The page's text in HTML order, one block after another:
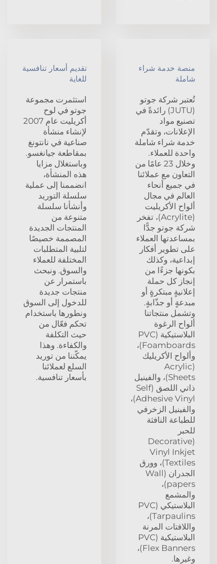
منصة خدمة شراء
شاملة
تُعتبر شركة جوتو
(JUTU) رائدةً في
تصنيع مواد
الإعلانات، وتقدّم
خدمة شراء شاملة
واحدة للعملاء.
وخلال 23 عامًا من
التعاون مع عملائنا
في جميع أنحاء
العالم في مجال
ألواح الأكريليت
(Acrylite)، تفخر
شركة جوتو جدًّا
بمساعدتها العملاء
على تطوير أفكار
إبداعية، وكذلك
بكونها جزءًا من
إنجاز كل حملة
إعلانيةٍ مبتكرةٍ أو
مبدعةٍ أو جذّابةٍ.
وتشمل منتجاتنا
ألواح الرغوة
البلاستيكية (PVC
Foamboards)،
وألواح الأكريليك
(Acrylic
Sheets)، والفينيل
ذاتي اللصق (Self
Adhesive Vinyl)،
والفينيل الزخرفي
للطباعة النافثة
للحبر
(Decorative
Vinyl Inkjet
Textiles)، وورق
الجدران (Wall
papers)،
والمشمع
البلاستيكي (PVC
Tarpaulins)،
واللافتات المرنة
البلاستيكية (PVC
Flex Banners)،
وغيرها.
تقديم أسعار تنافسية
للغاية
استثمرت مجموعة
جوتو في لوح
أكريليت عام 2007
لإنشاء منشأة
صناعية في نانتونغ
بمقاطعة جيانغسو.
وباستغلال مزايا
هذه المنشأة،
انضممنا إلى عملية
سلسلة التوريد
وأنشأنا سلسلة
متنوعة من
المنتجات الجديدة
المصممة خصيصًا
لتلبية المتطلبات
المختلفة للعملاء
والسوق. ونبحث
باستمرار عن
منتجات جديدة
للدخول إلى السوق
ونطورها باستخدام
تحكم فعّال من
حيث التكلفة
والكفاءة. وهذا
يمكّننا من توريد
السلع لعملائنا
بأسعار تنافسية.